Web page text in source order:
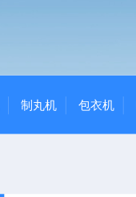
制丸机 包衣机